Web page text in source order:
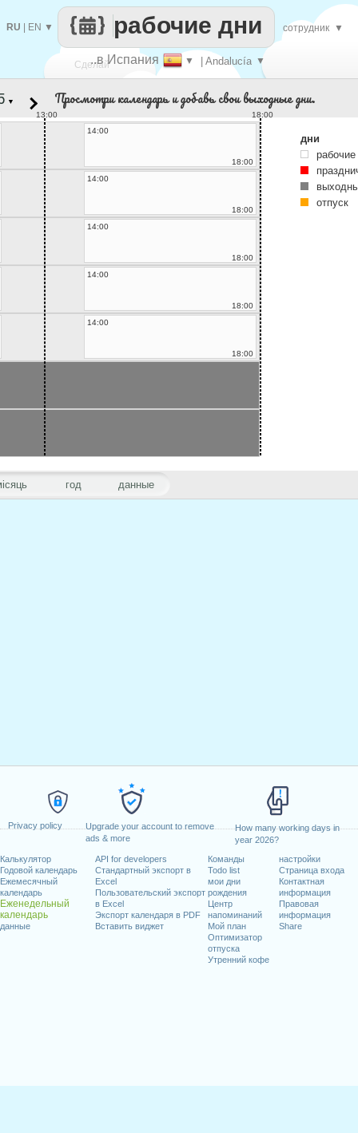
Privacy policy
Upgrade your account to remove
ads & more
How many working days in
year 2026?
Калькулятор
Годовой календарь
Ежемесячный
календарь
Еженедельный
календарь
данные
API for developers
Стандартный экспорт в
Excel
Пользовательский экспорт
в Excel
Экспорт календаря в PDF
Вставить виджет
Команды
Todo list
мои дни
рождения
Центр
напоминаний
Мой план
Оптимизатор
отпуска
Утренний кофе
настройки
Страница входа
Контактная
информация
Правовая
информация
Share
Сделай
..в Испания ▼ | Andalucía ▼
рабочие дни
RU EN ▼ сотрудник ▼
год данные
▼ Просмотри календарь и добавь свои выходные дни.
13:00
18:00
14:00
18:00
14:00
18:00
14:00
18:00
14:00
18:00
14:00
18:00
дни
отпуск